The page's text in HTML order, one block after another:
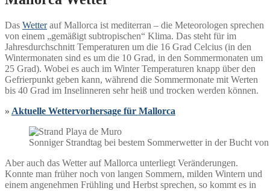
Das Wetterauf Mallorca ist mediterran – die Meteorologen sprechen
von einem „gemäßigt subtropischen“ Klima. Das steht für im
Jahresdurchschnitt Temperaturen um die 16 Grad Celcius (in den
Wintermonaten sind es um die 10 Grad, in den Sommermonaten um
25 Grad). Wobei es auch im Winter Temperaturen knapp über den
Gefrierpunkt geben kann, während die Sommermonate mit Werten
bis 40 Grad im Inselinneren sehr heiß und trocken werden können.
» Aktuelle Wettervorhersage für Mallorca
Sonniger Strandtag bei bestem Sommerwetter in der Bucht
Aber auch das Wetter auf Mallorca unterliegt Veränderungen.
Konnte man früher noch von langen Sommern, milden Wintern und
einem angenehmen Frühling und Herbst sprechen, so kommt es in